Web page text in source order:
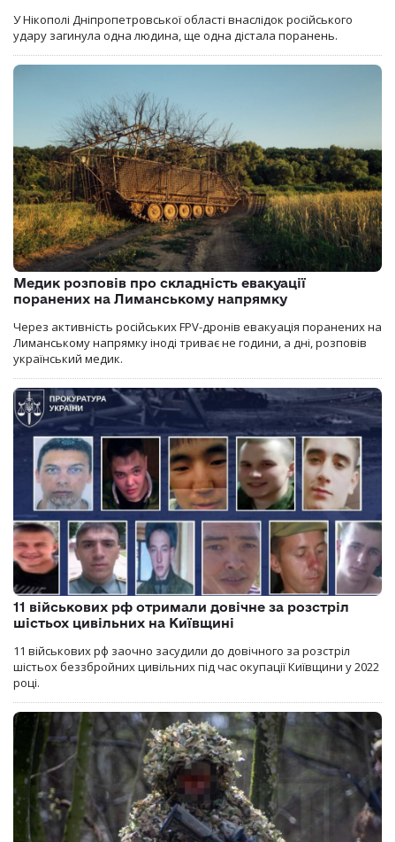
У Нікополі Дніпропетровської області внаслідок російського
удару загинула одна людина, ще одна дістала поранень.
Медик розповів про складність евакуації
поранених на Лиманському напрямку
Через активність російських FPV-дронів евакуація поранених на
Лиманському напрямку іноді триває не години, а дні, розповів
український медик.
11 військових рф отримали довічне за розстріл
шістьох цивільних на Київщині
11 військових рф заочно засудили до довічного за розстріл
шістьох беззбройних цивільних під час окупації Київщини у 2022
році.